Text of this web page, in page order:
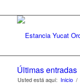
Últimas entradas
Usted está aquí: Inicio /